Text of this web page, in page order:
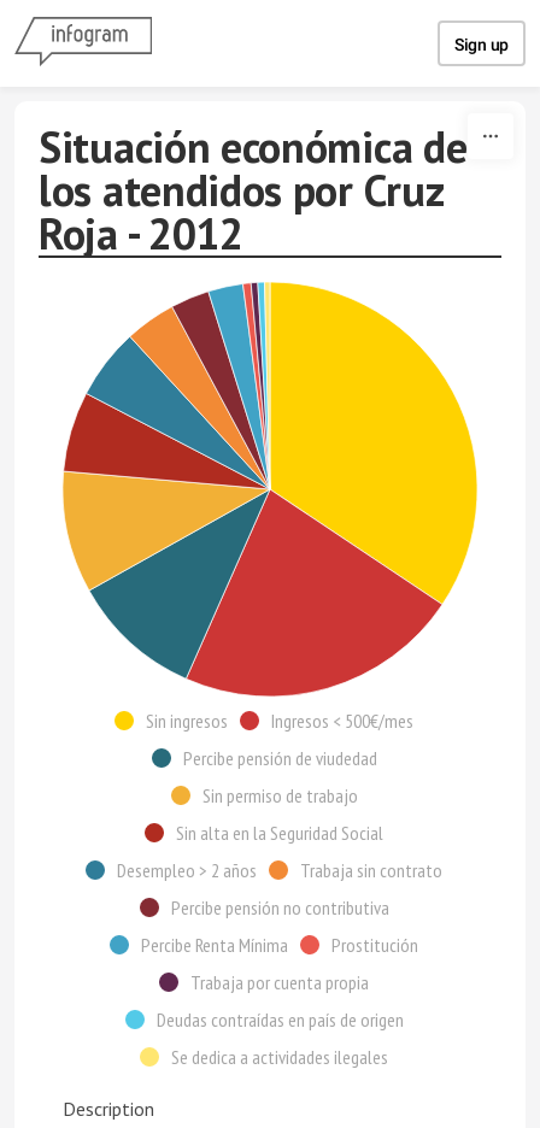
Sign up
Situación económica de
los atendidos por Cruz
Roja - 2012
Sin ingresos
Ingresos < 500€/mes
Percibe pensión de viudedad
Sin permiso de trabajo
Sin alta en la Seguridad Social
Desempleo > 2 años
Trabaja sin contrato
Percibe pensión no contributiva
Percibe Renta Mínima
Prostitución
Trabaja por cuenta propia
Deudas contraídas en país de origen
Se dedica a actividades ilegales
Description